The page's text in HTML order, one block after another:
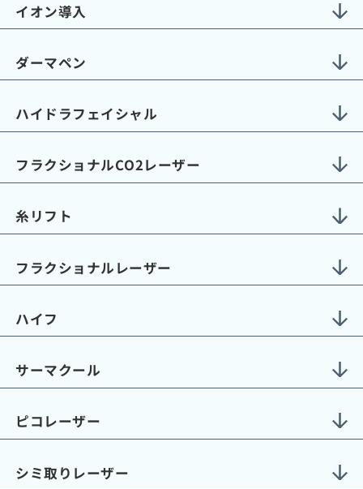
イオン導入
ダーマペン
ハイドラフェイシャル
フラクショナルCO2レーザー
糸リフト
フラクショナルレーザー
ハイフ
サーマクール
ピコレーザー
シミ取りレーザー